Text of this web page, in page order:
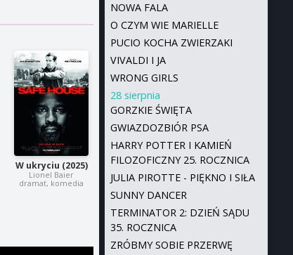
W ukryciu (2025)
Lionel Baier
dramat, komedia
NOWA FALA
O CZYM WIE MARIELLE
PUCIO KOCHA ZWIERZAKI
VIVALDI I JA
WRONG GIRLS
28 sierpnia
GORZKIE ŚWIĘTA
GWIAZDOZBIÓR PSA
HARRY POTTER I KAMIEŃ
FILOZOFICZNY 25. ROCZNICA
JULIA PIROTTE - PIĘKNO I SIŁA
SUNNY DANCER
TERMINATOR 2: DZIEŃ SĄDU
35. ROCZNICA
ZRÓBMY SOBIE PRZERWĘ